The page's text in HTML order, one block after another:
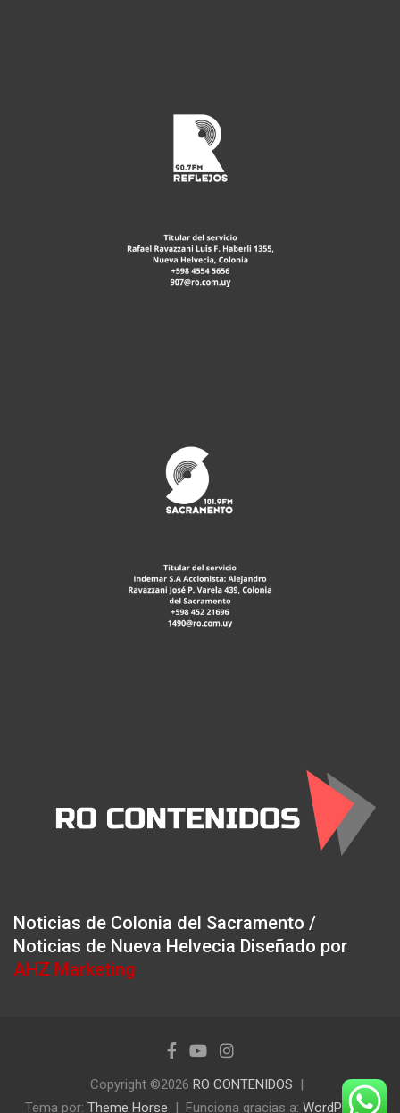
Noticias de Colonia del Sacramento /
Noticias de Nueva Helvecia Diseñado por
AHZ Marketing
Copyright ©2026 RO CONTENIDOS
Tema por: Theme Horse Funciona gracias a: WordPress